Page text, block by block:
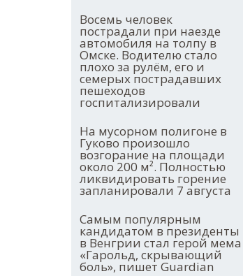
Восемь человек
пострадали при наезде
автомобиля на толпу в
Омске. Водителю стало
плохо за рулём, его и
семерых пострадавших
пешеходов
госпитализировали
На мусорном полигоне в
Гуково произошло
возгорание на площади
около 200 м². Полностью
ликвидировать горение
запланировали 7 августа
Самым популярным
кандидатом в президенты
в Венгрии стал герой мема
«Гарольд, скрывающий
боль», пишет Guardian